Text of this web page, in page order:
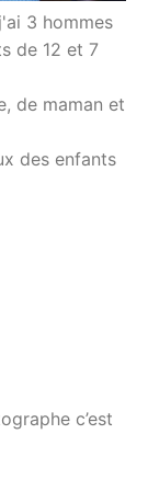
3 hommes
de 12 et 7
de maman et
des enfants
c’est